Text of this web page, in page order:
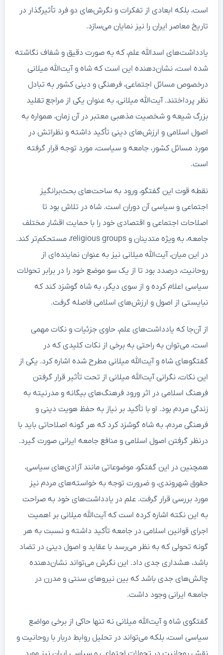
است، بلکه ابعادی از تفکرات و نگرش‌های دو فرد تأثیرگذار در
تاریخ معاصر ایران را نیز نمایان می‌سازد.
یادداشت‌های اسدالله علم، که به صورت دقیق و شفاف نگاشته
شده است، نشان‌دهنده این است که شاه و آیت‌الله میلانی
درخصوص مسائل اجتماعی، فرهنگی و دینی کشور به تبادل
نظر پرداختند. آیت‌الله میلانی، به عنوان یکی از مراجع تقلید
بزرگ شیعه و شخصیت مذهبی معتبر در آن زمان، همواره به
اصول اسلامی و ارزش‌های دینی تأکید داشته و نظراتش در
مورد مسائل کشور، جامعه و سیاست، مورد توجه قرار گرفته
است.
نقطه قوت این گفتگو، ورود به ساحت‌های بحث‌برانگیز
اجتماعی و سیاسی آن دوران است. شاه در تلاش بود تا
اصلاحات اجتماعی و اقتصادی خود را با حمایت اقشار مختلف
جامعه، به ویژه متدینان و religious groups، مستحکم‌تر کند.
در این میان، آیت‌الله میلانی نیز به عنوان نماینده‌ای از
روحانیت، درصدد بود تا از یک سو موضع خود را در برابر تحولات
سیاسی اعلام کرده و از سوی دیگر، به شاه گوشزد کند که
نبایستی از اصول و ارزش‌های اسلامی فاصله گرفت.
از آن‌جا که یادداشت‌های علم، حاوی جزئیات و نکات مهمی
است، می‌توان به راحتی به برخی از نکات کلیدی که در
گفتگوهای شاه و آیت‌الله میلانی مطرح شده اشاره کرد. یکی از
این نکات، نگرانی آیت‌الله میلانی از تحت تأثیر قرار گرفتن
فرهنگ اسلامی در اثر ورود فرهنگ‌های بیگانه و مدرنیته به
زندگی مردم بود. او با تأکید بر نیاز به حفظ هویت دینی و
فرهنگی مردم، به شاه گوشزد کرد که هر گونه اصلاحاتی باید با
درنظر گرفتن اصول اسلامی و منافع جامعه ایرانی صورت گیرد.
همچنین در این گفتگو، موضوعاتی مانند آزادی‌های سیاسی،
حقوق شهروندی، و ضرورت توجه به خواسته‌های مردم نیز
مورد بررسی قرار گرفت. علم در یادداشت‌های خود به صراحت
به این نکته اشاره کرده است که آیت‌الله میلانی بر اهمیت
اجرای قوانین اسلامی در جامعه تأکید داشته و نسبت به هر
گونه تحولی که به نظر می‌رسد با عقاید و اصول دینی در تضاد
باشد، هشداری جدی داد. این نگرش می‌تواند نشان‌دهنده
چالش‌های جدی باشد که بین نیروهای سنتی و مدرن در
جامعه ایرانی وجود داشت.
گفتگوی شاه و آیت‌الله میلانی نه تنها حاکی از برخی مواضع
سیاسی است، بلکه می‌تواند در تحلیل روابط دربار با روحانیت و